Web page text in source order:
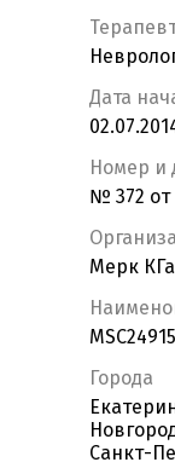
Дата
Номер и
№ 372 от
Мерк
Города
Санкт-